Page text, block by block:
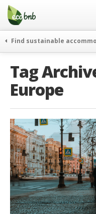
Menu
Skip
content
Offres Spéciales
FAQ
À propos
Partenaires
Contacts
French
German
English
Spanish
Find sustainable
Tag
Europe